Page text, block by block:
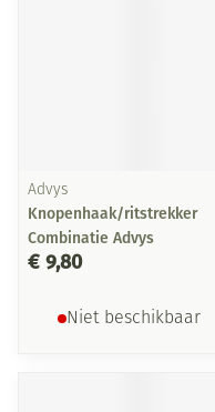
Advys
Knopenhaak/ritstrekker
Combinatie Advys
€ 9,80
Niet beschikbaar